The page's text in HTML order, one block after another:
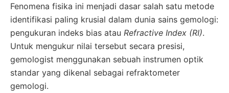
Fenomena fisika ini menjadi dasar salah satu metode
identifikasi paling krusial dalam dunia sains gemologi:
pengukuran indeks bias atau Refractive Index (RI).
Untuk mengukur nilai tersebut secara presisi,
gemologist menggunakan sebuah instrumen optik
standar yang dikenal sebagai refraktometer
gemologi.